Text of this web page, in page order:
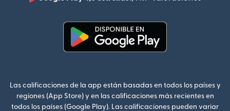
(se
Las calificaciones de la app están basadas en todos los países y
regiones (App Store) y en las calificaciones más recientes en
todos los países (Google Play). Las calificaciones pueden variar